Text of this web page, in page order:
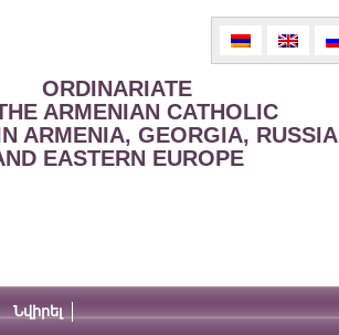
ORDINARIATE
ARMENIAN CATHOLIC
ARMENIA, GEORGIA, RUSSIA
EASTERN EUROPE
Նվիրել